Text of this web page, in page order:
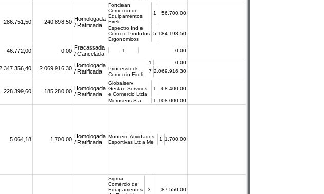
286.751,50 240.898,50 Homologada
/ Ratificada
Fortclean
Comercio de
Equipamentos
Eireli
1 56.700,00
Espectro Ind e
Com de Produtos
Ergonomicos
5 184.198,50
46.772,00 0,00 Fracassada
/ Cancelada
1 0,00
2.069.916,30 Homologada
/ Ratificada
1
0,00
Princessteck
Comercio Eireli
7 2.069.916,30
228.399,60 185.280,00 Homologada
/ Ratificada
Globalserv
Gestao Servicos
e Comercio Ltda
1 68.400,00
Microsens S.a. 1 108.000,00
5.064,18 1.700,00 Homologada
/ Ratificada
Monteiro Atividades
Esportivas Ltda Me
1 1.700,00
Sigma
Comércio de
Equipamentos
3 87.550,00